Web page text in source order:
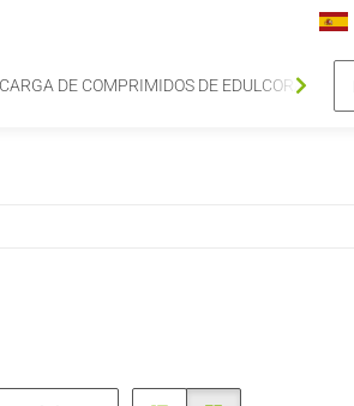
DE COMPRIMIDOS DE EDULCORANTE